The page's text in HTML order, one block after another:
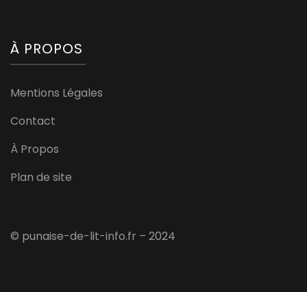
À PROPOS
Mentions Légales
Contact
À Propos
Plan de site
© punaise-de-lit-info.fr – 2024